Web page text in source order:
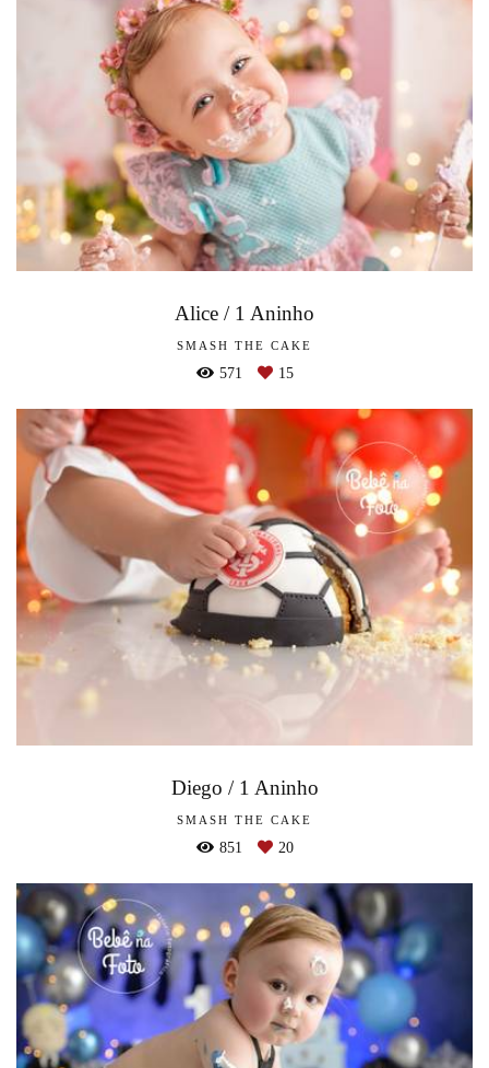
Alice / 1 Aninho
SMASH THE CAKE
571 15
Diego / 1 Aninho
SMASH THE CAKE
851 20